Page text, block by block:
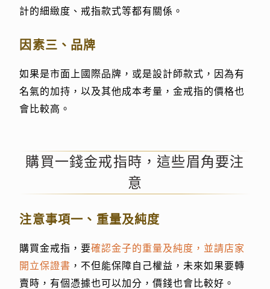
計的細緻度、戒指款式等都有關係。
因素三、品牌
如果是市面上國際品牌，或是設計師款式，因為有
名氣的加持，以及其他成本考量，金戒指的價格也
會比較高。
購買一錢金戒指時，這些眉角要注
意
注意事項一、重量及純度
購買金戒指，要確認金子的重量及純度，並請店家
開立保證書 ，不但能保障自己權益，未來如果要轉
賣時，有個憑據也可以加分，價錢也會比較好。